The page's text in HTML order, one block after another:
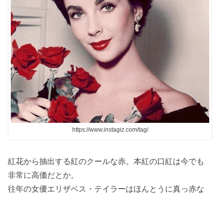
https://www.instagiz.com/tag/
紅花から抽出する紅のクールな赤。本紅の口紅は今でも
非常に高価だとか。
往年の女優エリザベス・テイラーはほんとうに真っ赤な